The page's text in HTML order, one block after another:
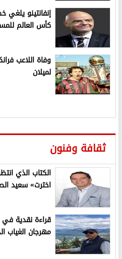
إنفانتينو
كأس العالم
وفاة اللاعب
لميلان
ثقافة وفنون
الكتاب الذي
اخترت» سعيد
قراءة نقدية
مهرجان الغياب